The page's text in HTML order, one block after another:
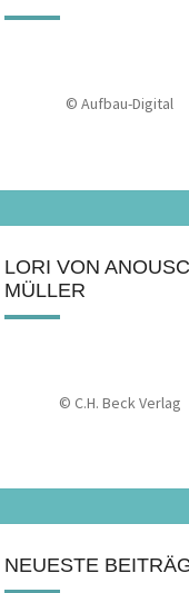
© Aufbau-Digital
LORI VON
MÜLLER
© C.H. Beck Verlag
NEUESTE